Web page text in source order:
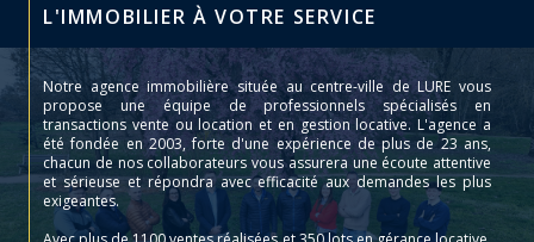
L'IMMOBILIER À VOTRE SERVICE
Notre agence immobilière située au centre-ville de LURE vous
propose une équipe de professionnels spécialisés en
transactions vente ou location et en gestion locative. L'agence a
été fondée en 2003, forte d'une expérience de plus de 23 ans,
chacun de nos collaborateurs vous assurera une écoute attentive
et sérieuse et répondra avec efficacité aux demandes les plus
exigeantes.